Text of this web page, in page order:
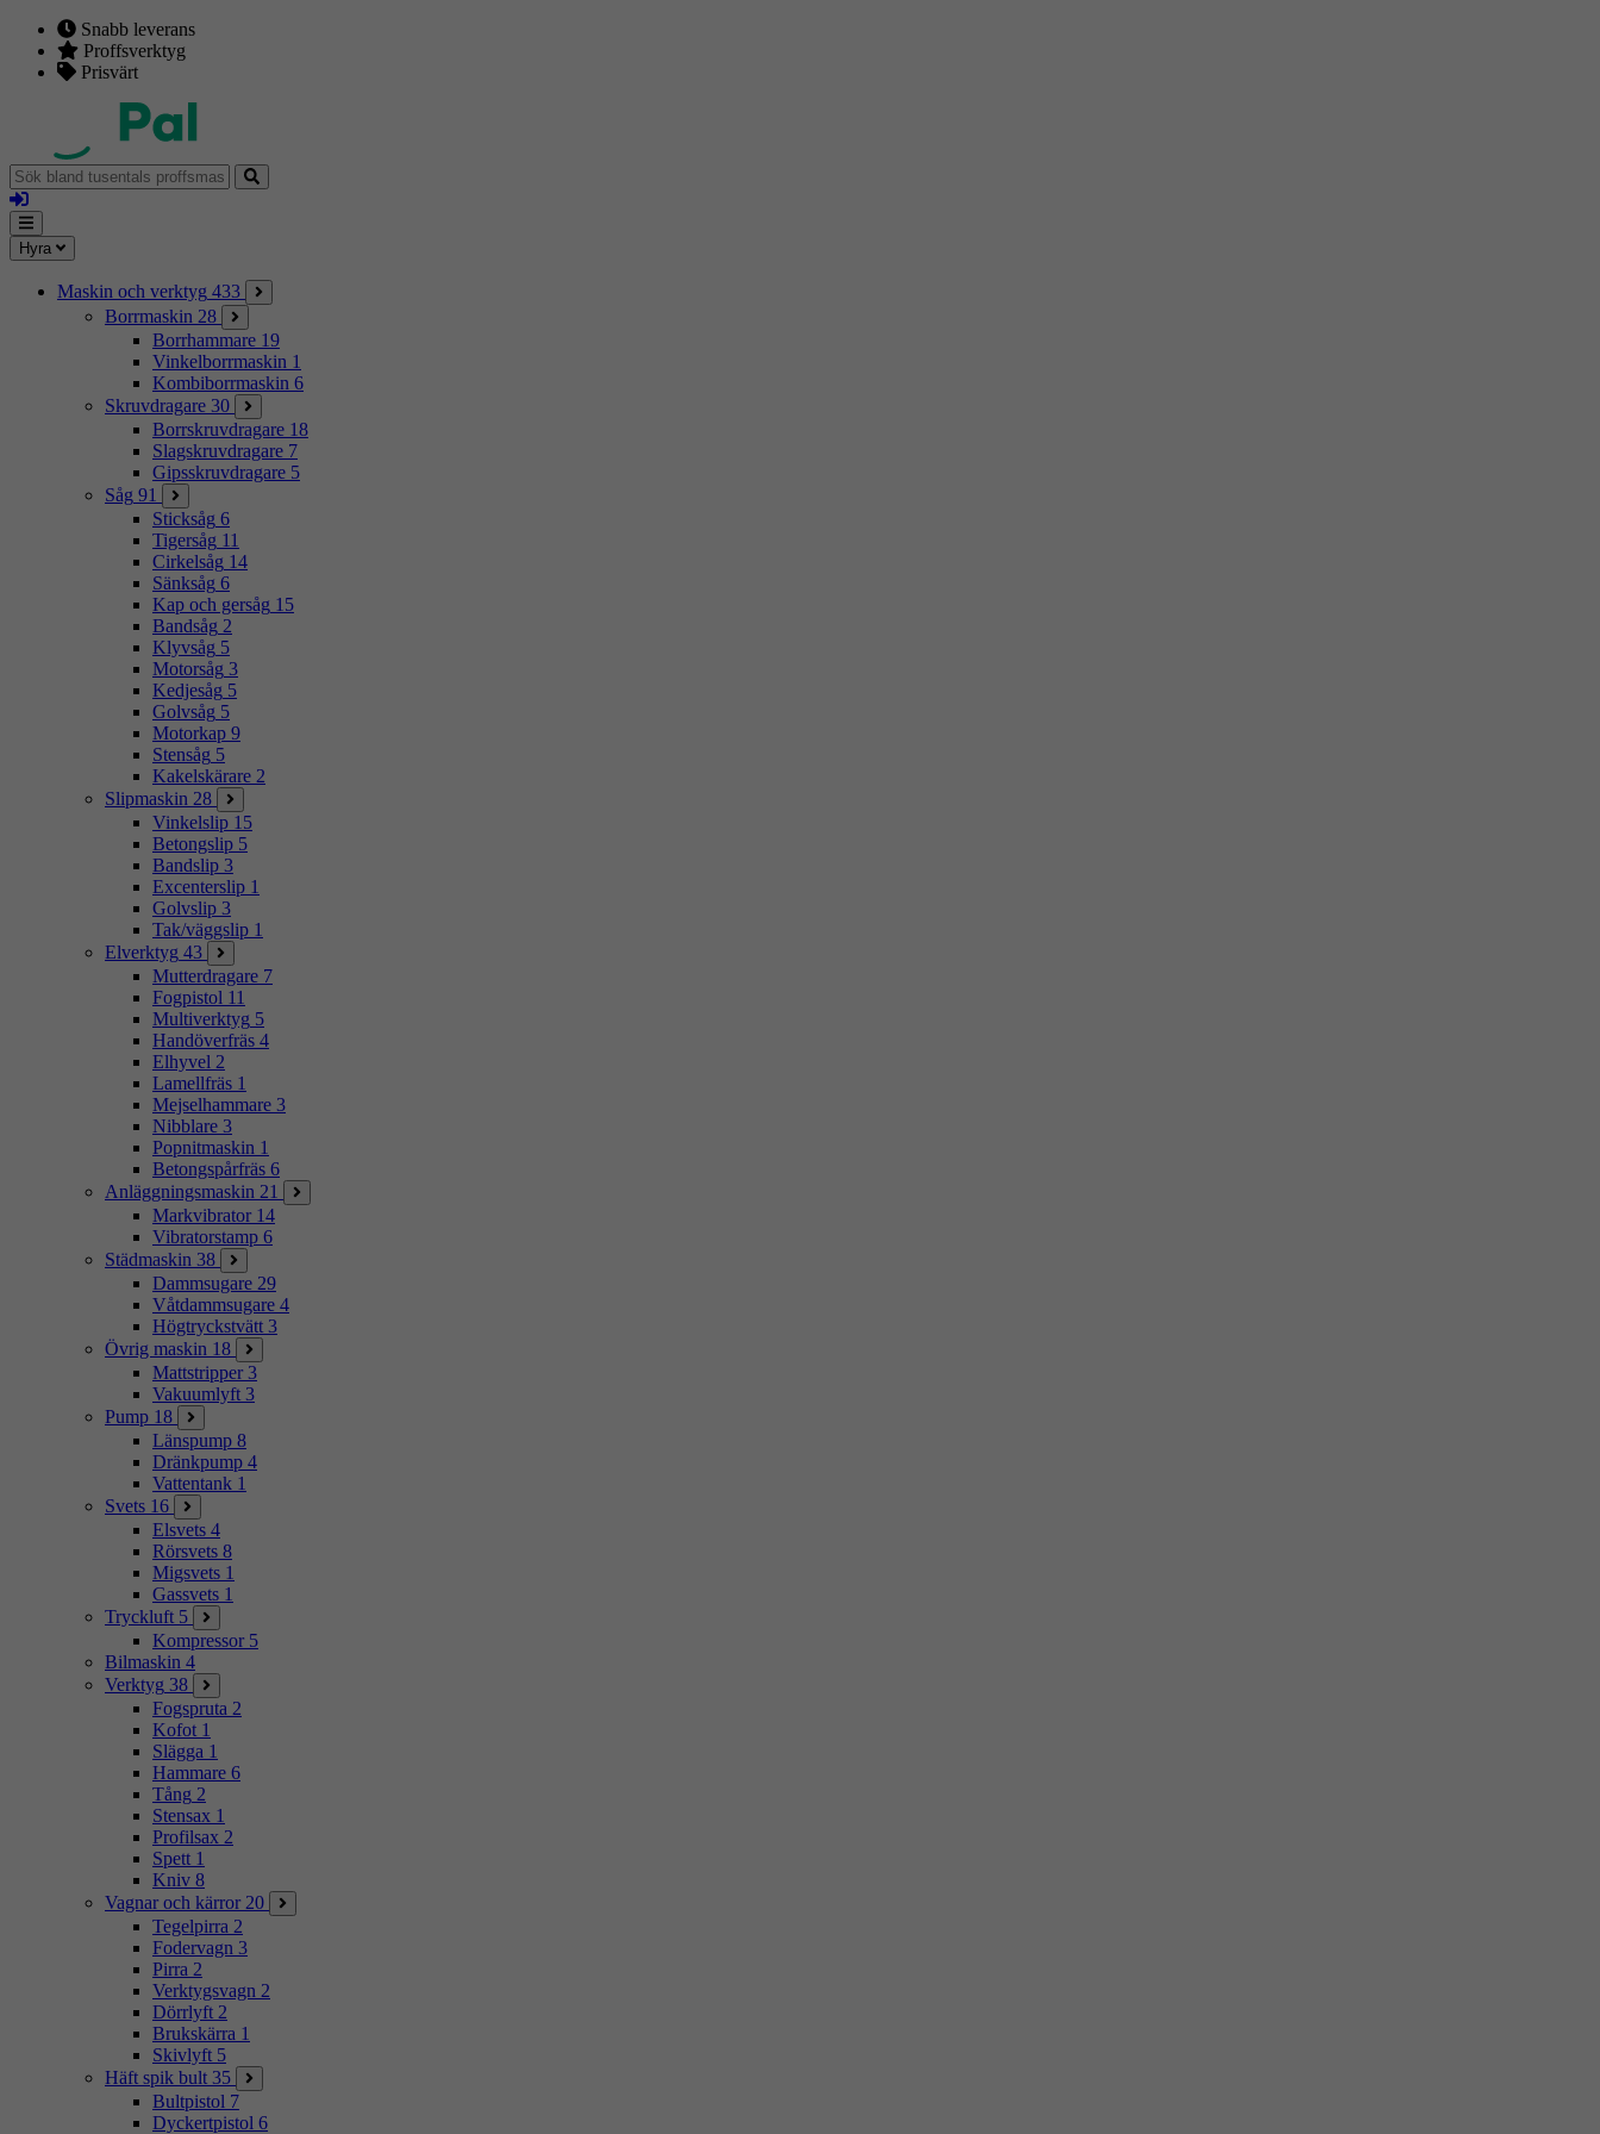
Snabb leverans
Proffsverktyg
Prisvärt
Sök
bland
tusentals
proffsmaskiner
Logga
in
Mina
sidor
Meny
Hyra
Maskin och verktyg 433
Borrmaskin 28
Borrhammare 19
Vinkelborrmaskin 1
Kombiborrmaskin 6
Skruvdragare 30
Borrskruvdragare 18
Slagskruvdragare 7
Gipsskruvdragare 5
Såg 91
Sticksåg 6
Tigersåg 11
Cirkelsåg 14
Sänksåg 6
Kap och gersåg 15
Bandsåg 2
Klyvsåg 5
Motorsåg 3
Kedjesåg 5
Golvsåg 5
Motorkap 9
Stensåg 5
Kakelskärare 2
Slipmaskin 28
Vinkelslip 15
Betongslip 5
Bandslip 3
Excenterslip 1
Golvslip 3
Tak/väggslip 1
Elverktyg 43
Mutterdragare 7
Fogpistol 11
Multiverktyg 5
Handöverfräs 4
Elhyvel 2
Lamellfräs 1
Mejselhammare 3
Nibblare 3
Popnitmaskin 1
Betongspårfräs 6
Anläggningsmaskin 21
Markvibrator 14
Vibratorstamp 6
Städmaskin 38
Dammsugare 29
Våtdammsugare 4
Högtryckstvätt 3
Övrig maskin 18
Mattstripper 3
Vakuumlyft 3
Pump 18
Länspump 8
Dränkpump 4
Vattentank 1
Svets 16
Elsvets 4
Rörsvets 8
Migsvets 1
Gassvets 1
Tryckluft 5
Kompressor 5
Bilmaskin 4
Verktyg 38
Fogspruta 2
Kofot 1
Slägga 1
Hammare 6
Tång 2
Stensax 1
Profilsax 2
Spett 1
Kniv 8
Vagnar och kärror 20
Tegelpirra 2
Fodervagn 3
Pirra 2
Verktygsvagn 2
Dörrlyft 2
Brukskärra 1
Skivlyft 5
Häft spik bult 35
Bultpistol 7
Dyckertpistol 6